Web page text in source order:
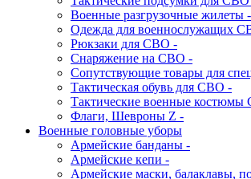
Военные разгрузочные жилеты -
Одежда для военнослужащих
Рюкзаки для СВО -
Снаряжение на СВО -
Сопутствующие товары для
Тактическая обувь для СВО -
Тактические военные
Флаги, Шевроны Z -
Военные головные уборы
Армейские банданы -
Армейские кепи -
Армейские маски, балаклавы,